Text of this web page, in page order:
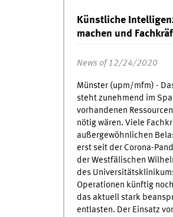
Künstliche
machen und
News of 12/24/2020
Münster (upm/mfm) -
steht zunehmend im
vorhandenen
nötig wären. Viele
außergewöhnlichen
erst seit der Corona-
der Westfälischen
des
Operationen künftig
das aktuell stark
entlasten. Der Einsatz